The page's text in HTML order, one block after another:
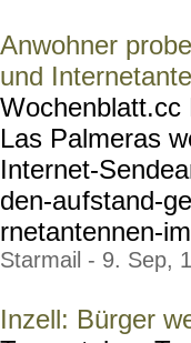
Anwohner
und
Wochenblatt.cc
Las Palmeras
Internet-
den-aufstand-
rnetantennen-
Starmail - 9. Sep,
Inzell: Bürger